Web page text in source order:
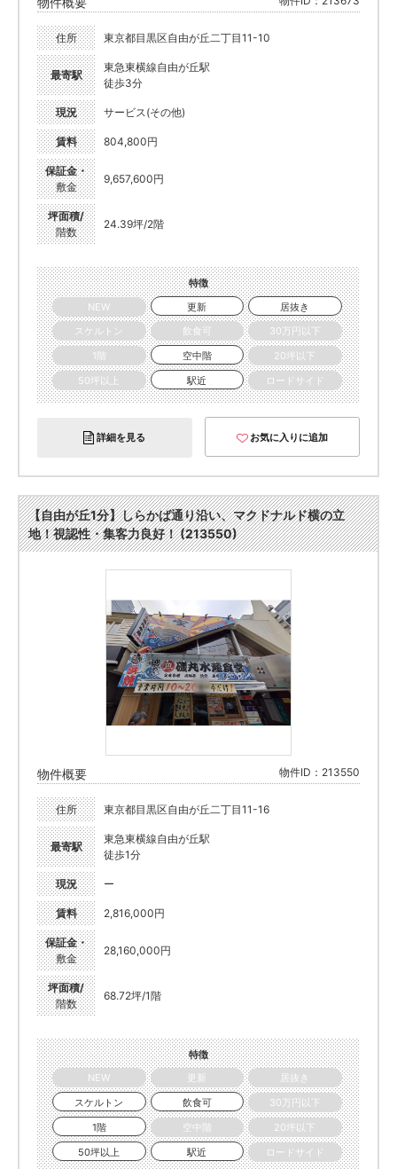
住所 東京都目黒区自由が丘二丁目11-10
最寄駅
東急東横線自由が丘駅
徒歩3分
現況 サービス(その他)
賃料 804,800円
保証金・
敷金
9,657,600円
坪面積/
階数
24.39坪/2階
特徴
NEW
更新
居抜き
スケルトン
飲食可
30万円以下
1階
空中階
20坪以下
50坪以上
駅近 ロードサイド
詳細を見る お気に入りに追加
【自由が丘1分】しらかば通り沿い、マクドナルド横の立
地！視認性・集客力良好！ (213550)
物件概要 物件ID：213550
住所 東京都目黒区自由が丘二丁目11-16
最寄駅
東急東横線自由が丘駅
徒歩1分
現況 ー
賃料 2,816,000円
保証金・
敷金
28,160,000円
坪面積/
階数
68.72坪/1階
特徴
NEW
更新
居抜き
スケルトン
飲食可
30万円以下
1階
空中階
20坪以下
50坪以上
駅近 ロードサイド